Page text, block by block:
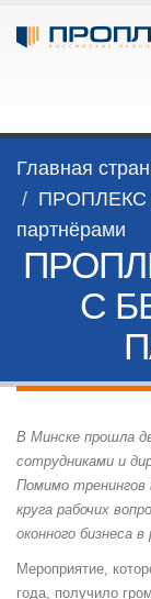
Главная
ПРОПЛЕКС
партнёрами
С
В Минске прошла
сотрудниками и
Помимо тренингов
круга рабочих
оконного бизнеса в
Мероприятие,
года, получило